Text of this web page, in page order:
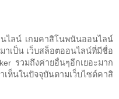
ไลน์ เกมคาสิโนพนันออนไลน์
าเป็น เว็บสล็อตออนไลน์ที่มีชื่อ
รวมถึงค่ายอื่นๆอีกเยอะมาก
ห็นในปัจจุบันตามเว็บไซต์คาสิ